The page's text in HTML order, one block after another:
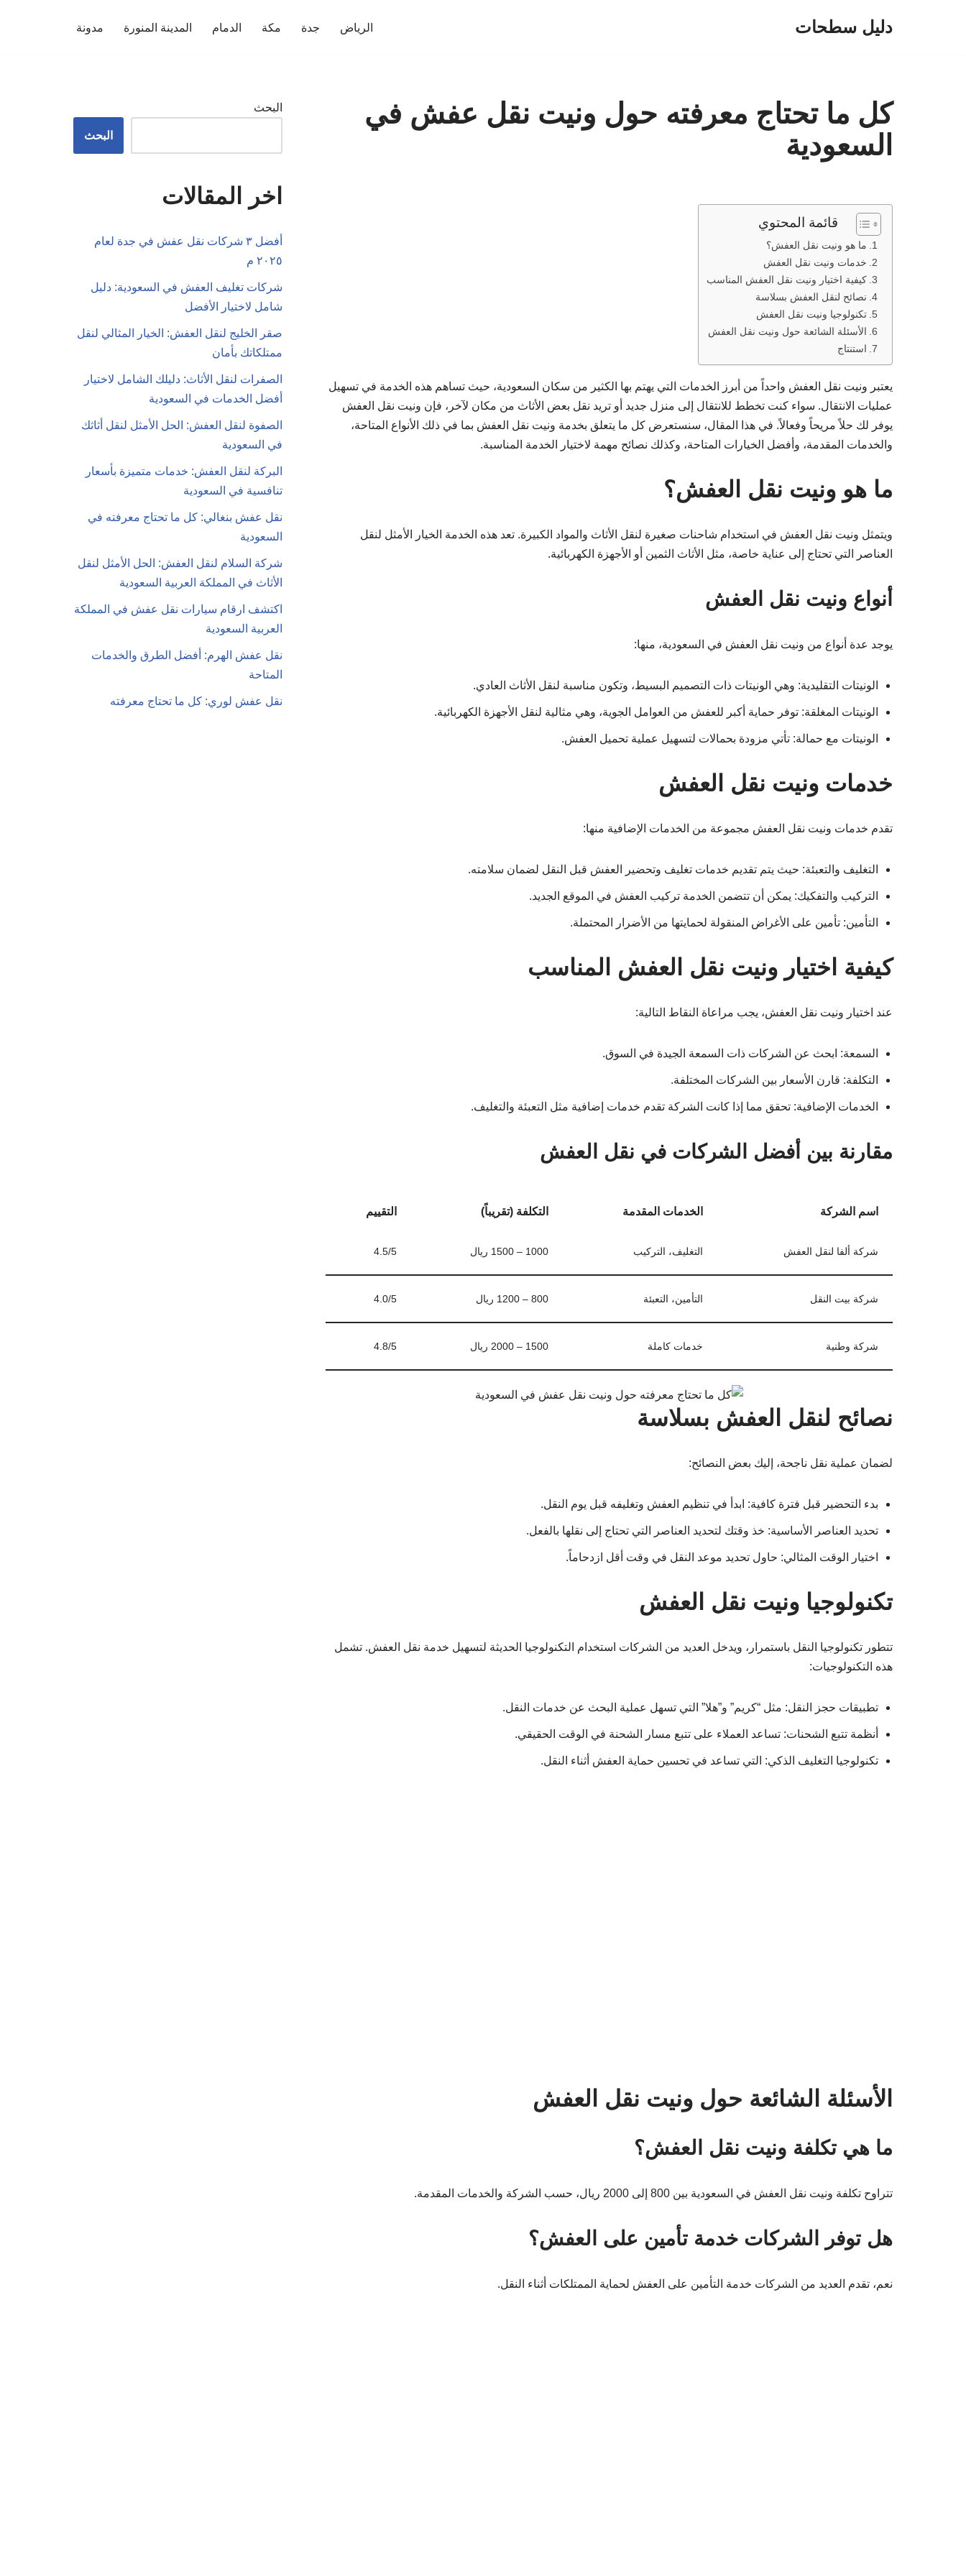
دليل سطحات الرياض جدة مكة الدمام المدينة المنورة مدونة
كل ما تحتاج معرفته حول ونيت نقل عفش في
السعودية
قائمة المحتوي
ما هو ونيت نقل العفش؟
خدمات ونيت نقل العفش
كيفية اختيار ونيت نقل العفش المناسب
نصائح لنقل العفش بسلاسة
تكنولوجيا ونيت نقل العفش
الأسئلة الشائعة حول ونيت نقل العفش
استنتاج
يعتبر ونيت نقل العفش واحداً من أبرز الخدمات التي يهتم بها الكثير من سكان السعودية، حيث تساهم هذه الخدمة في تسهيل
عمليات الانتقال. سواء كنت تخطط للانتقال إلى منزل جديد أو تريد نقل بعض الأثاث من مكان لآخر، فإن ونيت نقل العفش
يوفر لك حلاً مريحاً وفعالاً. في هذا المقال، سنستعرض كل ما يتعلق بخدمة ونيت نقل العفش بما في ذلك الأنواع المتاحة،
والخدمات المقدمة، وأفضل الخيارات المتاحة، وكذلك نصائح مهمة لاختيار الخدمة المناسبة.
ما هو ونيت نقل العفش؟
ويتمثل ونيت نقل العفش في استخدام شاحنات صغيرة لنقل الأثاث والمواد الكبيرة. تعد هذه الخدمة الخيار الأمثل لنقل
العناصر التي تحتاج إلى عناية خاصة، مثل الأثاث الثمين أو الأجهزة الكهربائية.
أنواع ونيت نقل العفش
يوجد عدة أنواع من ونيت نقل العفش في السعودية، منها:
الونيتات التقليدية: وهي الونيتات ذات التصميم البسيط، وتكون مناسبة لنقل الأثاث العادي.
الونيتات المغلقة: توفر حماية أكبر للعفش من العوامل الجوية، وهي مثالية لنقل الأجهزة الكهربائية.
الونيتات مع حمالة: تأتي مزودة بحمالات لتسهيل عملية تحميل العفش.
خدمات ونيت نقل العفش
تقدم خدمات ونيت نقل العفش مجموعة من الخدمات الإضافية منها:
التغليف والتعبئة: حيث يتم تقديم خدمات تغليف وتحضير العفش قبل النقل لضمان سلامته.
التركيب والتفكيك: يمكن أن تتضمن الخدمة تركيب العفش في الموقع الجديد.
التأمين: تأمين على الأغراض المنقولة لحمايتها من الأضرار المحتملة.
كيفية اختيار ونيت نقل العفش المناسب
عند اختيار ونيت نقل العفش، يجب مراعاة النقاط التالية:
السمعة: ابحث عن الشركات ذات السمعة الجيدة في السوق.
التكلفة: قارن الأسعار بين الشركات المختلفة.
الخدمات الإضافية: تحقق مما إذا كانت الشركة تقدم خدمات إضافية مثل التعبئة والتغليف.
مقارنة بين أفضل الشركات في نقل العفش
اسم الشركة الخدمات المقدمة التكلفة (تقريباً) التقييم
شركة ألفا لنقل العفش التغليف، التركيب 1000 – 1500 ريال 4.5/5
شركة بيت النقل التأمين، التعبئة 800 – 1200 ريال 4.0/5
شركة وطنية خدمات كاملة 1500 – 2000 ريال 4.8/5
نصائح لنقل العفش بسلاسة
لضمان عملية نقل ناجحة، إليك بعض النصائح:
بدء التحضير قبل فترة كافية: ابدأ في تنظيم العفش وتغليفه قبل يوم النقل.
تحديد العناصر الأساسية: خذ وقتك لتحديد العناصر التي تحتاج إلى نقلها بالفعل.
اختيار الوقت المثالي: حاول تحديد موعد النقل في وقت أقل ازدحاماً.
تكنولوجيا ونيت نقل العفش
تتطور تكنولوجيا النقل باستمرار، ويدخل العديد من الشركات استخدام التكنولوجيا الحديثة لتسهيل خدمة نقل العفش. تشمل
هذه التكنولوجيات:
تطبيقات حجز النقل: مثل “كريم” و”هلا” التي تسهل عملية البحث عن خدمات النقل.
أنظمة تتبع الشحنات: تساعد العملاء على تتبع مسار الشحنة في الوقت الحقيقي.
تكنولوجيا التغليف الذكي: التي تساعد في تحسين حماية العفش أثناء النقل.
الأسئلة الشائعة حول ونيت نقل العفش
ما هي تكلفة ونيت نقل العفش؟
تتراوح تكلفة ونيت نقل العفش في السعودية بين 800 إلى 2000 ريال، حسب الشركة والخدمات المقدمة.
هل توفر الشركات خدمة تأمين على العفش؟
نعم، تقدم العديد من الشركات خدمة التأمين على العفش لحماية الممتلكات أثناء النقل.
البحث
البحث
اخر المقالات
أفضل ٣ شركات نقل عفش في جدة لعام
٢٠٢٥ م
شركات تغليف العفش في السعودية: دليل
شامل لاختيار الأفضل
صقر الخليج لنقل العفش: الخيار المثالي لنقل
ممتلكاتك بأمان
الصفرات لنقل الأثاث: دليلك الشامل لاختيار
أفضل الخدمات في السعودية
الصفوة لنقل العفش: الحل الأمثل لنقل أثاثك
في السعودية
البركة لنقل العفش: خدمات متميزة بأسعار
تنافسية في السعودية
نقل عفش بنغالي: كل ما تحتاج معرفته في
السعودية
شركة السلام لنقل العفش: الحل الأمثل لنقل
الأثاث في المملكة العربية السعودية
اكتشف ارقام سيارات نقل عفش في المملكة
العربية السعودية
نقل عفش الهرم: أفضل الطرق والخدمات
المتاحة
نقل عفش لوري: كل ما تحتاج معرفته